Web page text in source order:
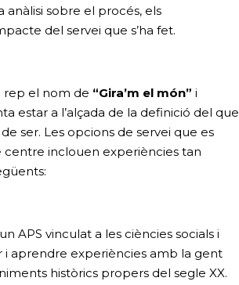
anàlisi sobre el procés, els
del servei que s’ha fet.
rep el nom de “Gira’m el món” i
estar a l’alçada de la definició del que
ser. Les opcions de servei que es
centre inclouen experiències tan
APS vinculat a les ciències socials i
i aprendre experiències amb la gent
històrics propers del segle XX.